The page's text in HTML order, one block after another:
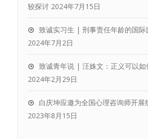
较探讨 2024年7月15日
致诚实习生 | 刑事责任年龄的国际
2024年7月2日
致诚青年说 | 汪姝文：正义可以如
2024年2月29日
白庆坤应邀为全国心理咨询师开展
2023年8月15日